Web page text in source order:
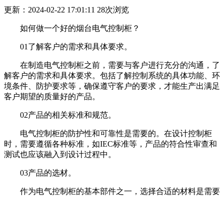
更新：2024-02-22 17:01:11 28次浏览
如何做一个好的烟台电气控制柜？
01了解客户的需求和具体要求。
在制造电气控制柜之前，需要与客户进行充分的沟通，了
解客户的需求和具体要求。包括了解控制系统的具体功能、环
境条件、防护要求等，确保遵守客户的要求，才能生产出满足
客户期望的质量好的产品。
02产品的相关标准和规范。
电气控制柜的防护性和可靠性是需要的。在设计控制柜
时，需要遵循各种标准，如IEC标准等，产品的符合性审查和
测试也应该融入到设计过程中。
03产品的选材。
作为电气控制柜的基本部件之一，选择合适的材料是需要